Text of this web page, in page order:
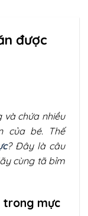
được
và chứa nhiều
của bé. Thế
? Đây là câu
cùng tã bỉm
trong mực